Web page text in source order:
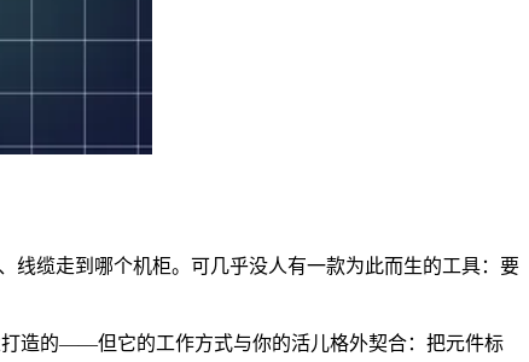
线缆走到哪个机柜。可几乎没人有一款为此而生的工具：要
造的——但它的工作方式与你的活儿格外契合：把元件标